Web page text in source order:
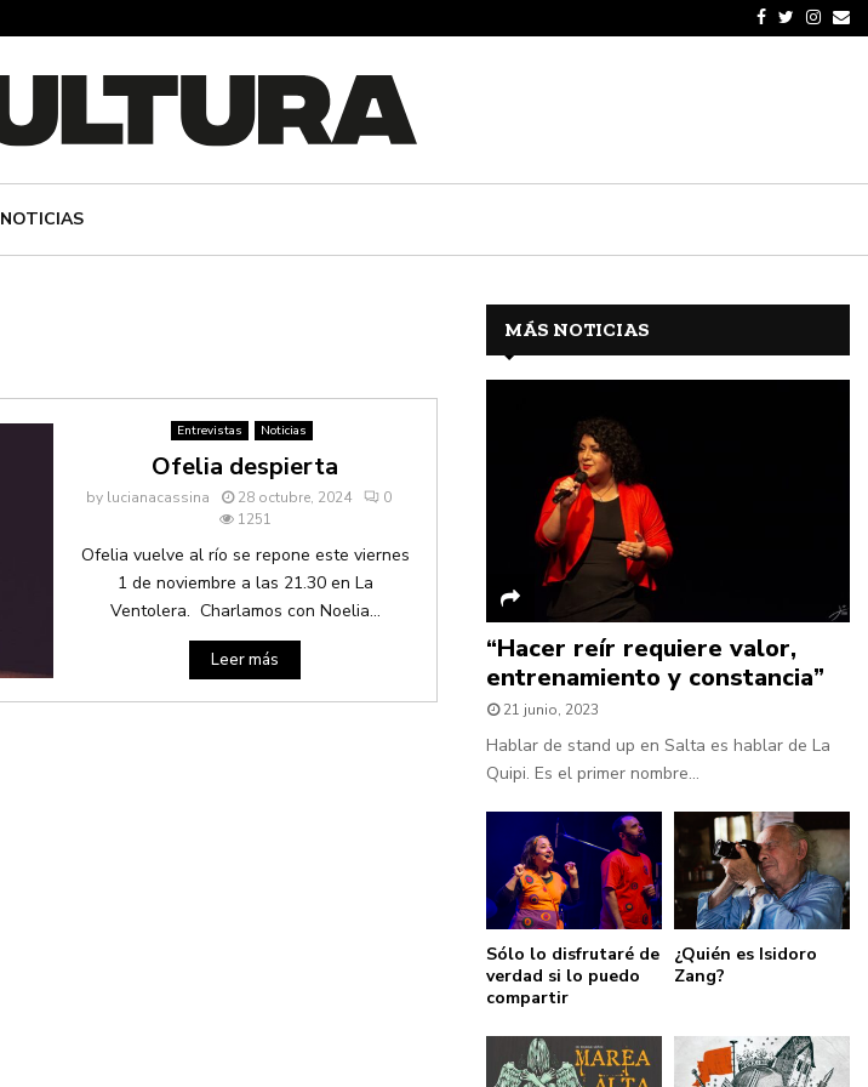
NOTICIAS
Entrevistas Noticias
Ofelia despierta
by lucianacassina 28 octubre, 2024
0
1251
Ofelia vuelve al río se repone este viernes
1 de noviembre a las 21.30 en La
Ventolera. Charlamos con Noelia...
Leer más
MÁS NOTICIAS
“Hacer reír requiere valor,
entrenamiento y constancia”
21 junio, 2023
Hablar de stand up en Salta es hablar de La
Quipi. Es el primer nombre...
Sólo lo disfrutaré de
verdad si lo puedo
compartir
¿Quién es Isidoro
Zang?